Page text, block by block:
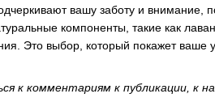
вашу заботу и
компоненты, такие как
Это выбор, который покажет ваше
к комментариям к публикации, к